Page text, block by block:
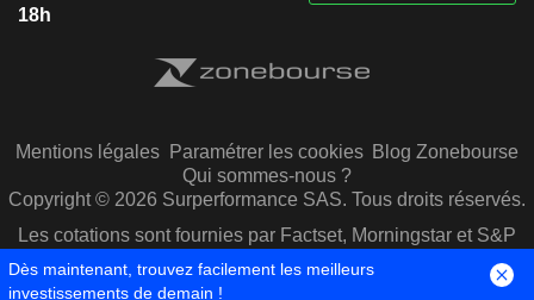
18h
Mentions légales Paramétrer les cookies Blog Zonebourse
Qui sommes-nous ?
Copyright © 2026 Surperformance SAS. Tous droits réservés.
Les cotations sont fournies par Factset, Morningstar et S&P
Capital IQ
Dès maintenant, trouvez facilement les meilleurs
investissements de demain !